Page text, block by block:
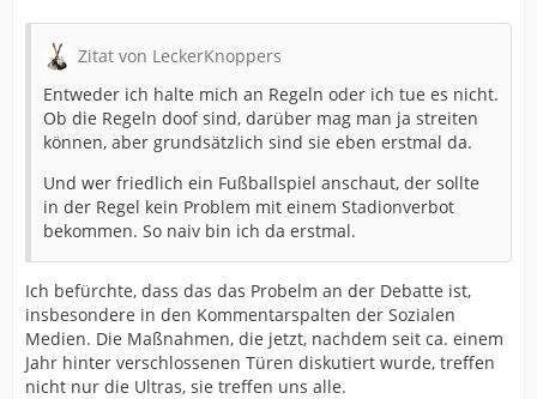
Zitat von LeckerKnoppers
Entweder ich halte mich an Regeln oder ich tue es nicht.
Ob die Regeln doof sind, darüber mag man ja streiten
können, aber grundsätzlich sind sie eben erstmal da.
Und wer friedlich ein Fußballspiel anschaut, der sollte
in der Regel kein Problem mit einem Stadionverbot
bekommen. So naiv bin ich da erstmal.
Ich befürchte, dass das das Probelm an der Debatte ist,
insbesondere in den Kommentarspalten der Sozialen
Medien. Die Maßnahmen, die jetzt, nachdem seit ca. einem
Jahr hinter verschlossenen Türen diskutiert wurde, treffen
nicht nur die Ultras, sie treffen uns alle.